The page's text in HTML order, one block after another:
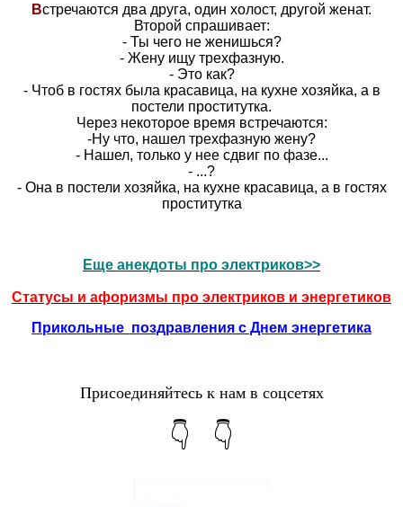
Встречаются два друга, один холост, другой женат.
Второй спрашивает:
- Ты чего не женишься?
- Жену ищу трехфазную.
- Это как?
- Чтоб в гостях была красавица, на кухне хозяйка, а в
постели проститутка.
Через некоторое время встречаются:
-Ну что, нашел трехфазную жену?
- Нашел, только у нее сдвиг по фазе...
- ...?
- Она в постели хозяйка, на кухне красавица, а в гостях
проститутка
Еще анекдоты про электриков>>
Статусы и афоризмы про электриков и энергетиков
Прикольные поздравления с Днем энергетика
Присоединяйтесь к нам в соцсетях
👇 👇